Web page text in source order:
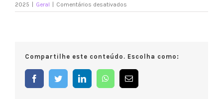
2025
Geral Comentários desativados
Camila
mil
asfalto
Compartilhe este conteúdo. Escolha como:
FacebookTwitterLinkedIn WhatsApp
E-
mail